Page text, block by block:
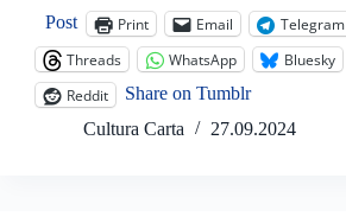
Post Print Email
Telegram
Threads
WhatsApp
Bluesky
Reddit
Share on Tumblr
Cultura Carta
27.09.2024